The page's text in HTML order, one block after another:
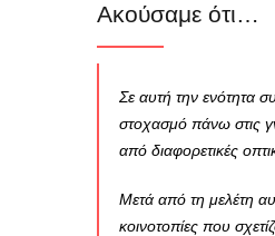
Ακούσαμε ότι…
Σε αυτή την ενότητα
στοχασμό πάνω στις
από διαφορετικές
Μετά από τη μελέτη
κοινοτοπίες που